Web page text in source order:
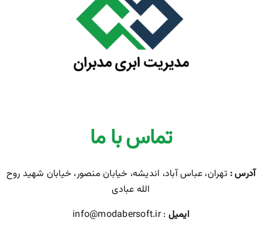
تماس با ما
آدرس :تهران، عباس آباد، اندیشه، خیابان منصور، خیابان شهید روح
الله عبادی
ایمیل : info@modabersoft.ir